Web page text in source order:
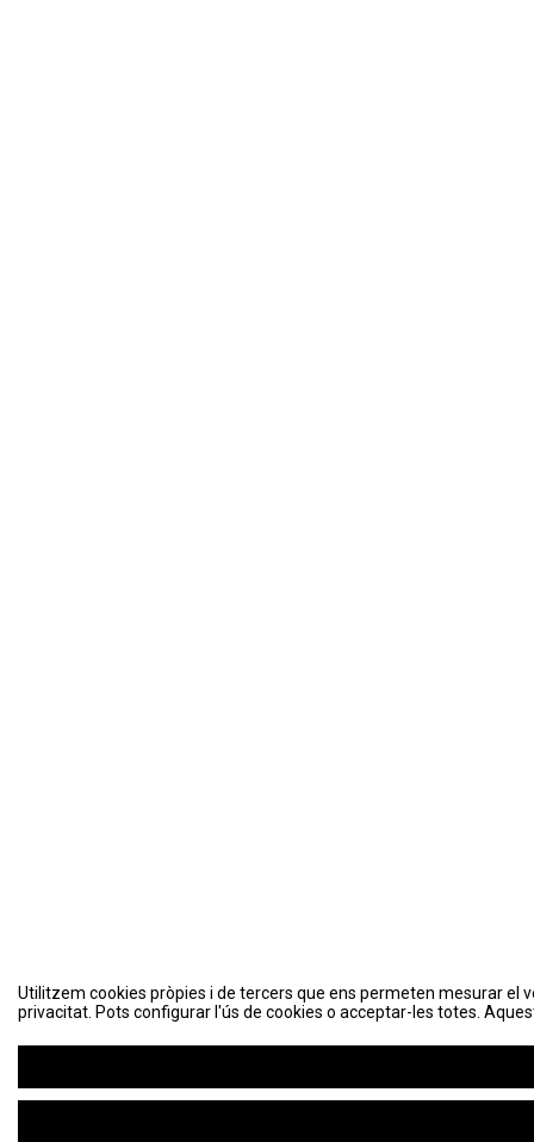
Utilitzem cookies pròpies i de tercers que ens permeten mesurar el
privacitat. Pots configurar l'ús de cookies o acceptar-les totes.